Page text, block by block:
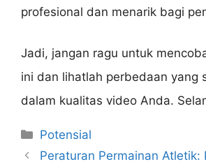
profesional dan menarik bagi
Jadi, jangan ragu untuk
ini dan lihatlah perbedaan yang
dalam kualitas video Anda.
Categories
Potensial
Peraturan Permainan Atletik: